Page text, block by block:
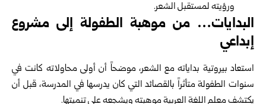
ورؤيته لمستقبل الشعر.
البدايات… من موهبة الطفولة إلى مشروع
إبداعي
استعاد بيروتية بداياته مع الشعر، موضحاً أن أولى محاولاته كانت في
سنوات الطفولة متأثراً بالقصائد التي كان يدرسها في المدرسة، قبل أن
يكتشف معلم اللغة العربية موهبته ويشجعه على تنميتها.